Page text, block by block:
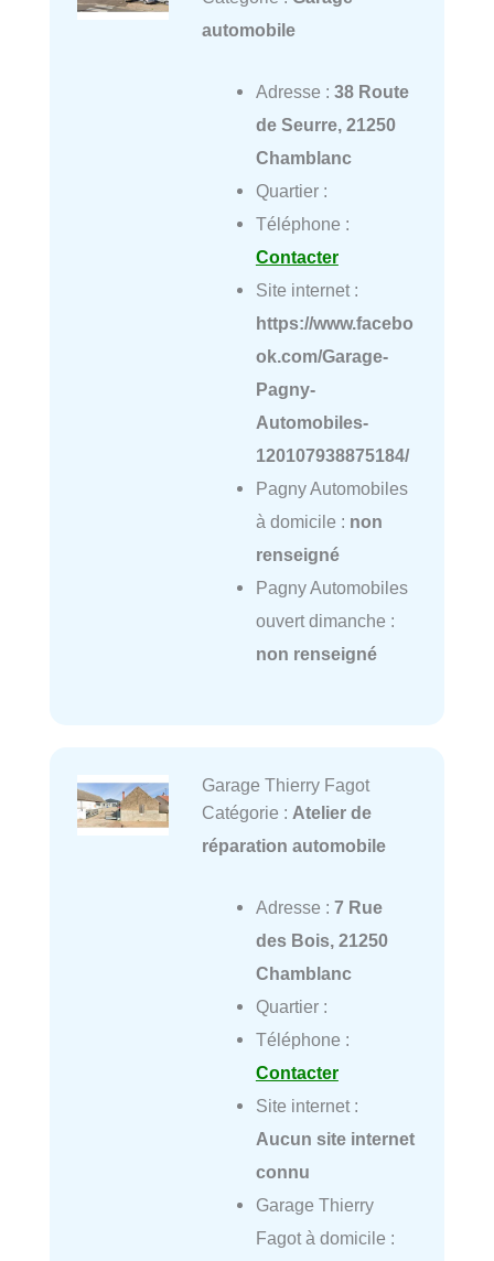
automobile
Adresse : 38 Route
de Seurre, 21250
Chamblanc
Quartier :
Téléphone :
Contacter
Site internet :
https://www.facebo
ok.com/Garage-
Pagny-
Automobiles-
120107938875184/
Pagny Automobiles
à domicile : non
renseigné
Pagny Automobiles
ouvert dimanche :
non renseigné
Garage Thierry Fagot
Catégorie : Atelier de
réparation automobile
Adresse : 7 Rue
des Bois, 21250
Chamblanc
Quartier :
Téléphone :
Contacter
Site internet :
Aucun site internet
connu
Garage Thierry
Fagot à domicile :